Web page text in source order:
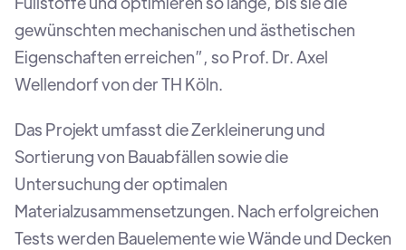
gewünschten mechanischen und ästhetischen
Eigenschaften erreichen”, so Prof. Dr. Axel
Wellendorf von der TH Köln.
Das Projekt umfasst die Zerkleinerung und
Sortierung von Bauabfällen sowie die
Untersuchung der optimalen
Materialzusammensetzungen. Nach erfolgreichen
Tests werden Bauelemente wie Wände und Decken